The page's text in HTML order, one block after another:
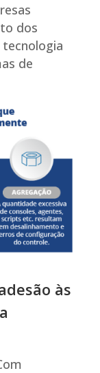
dos
de
às